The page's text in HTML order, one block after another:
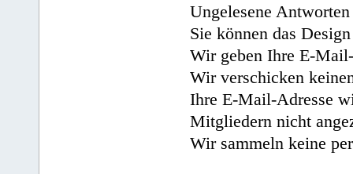
Ungelesene
Sie können das
Wir geben Ihre E-
Wir verschicken
Ihre E-Mail-Adresse
Mitgliedern nicht
Wir sammeln keine